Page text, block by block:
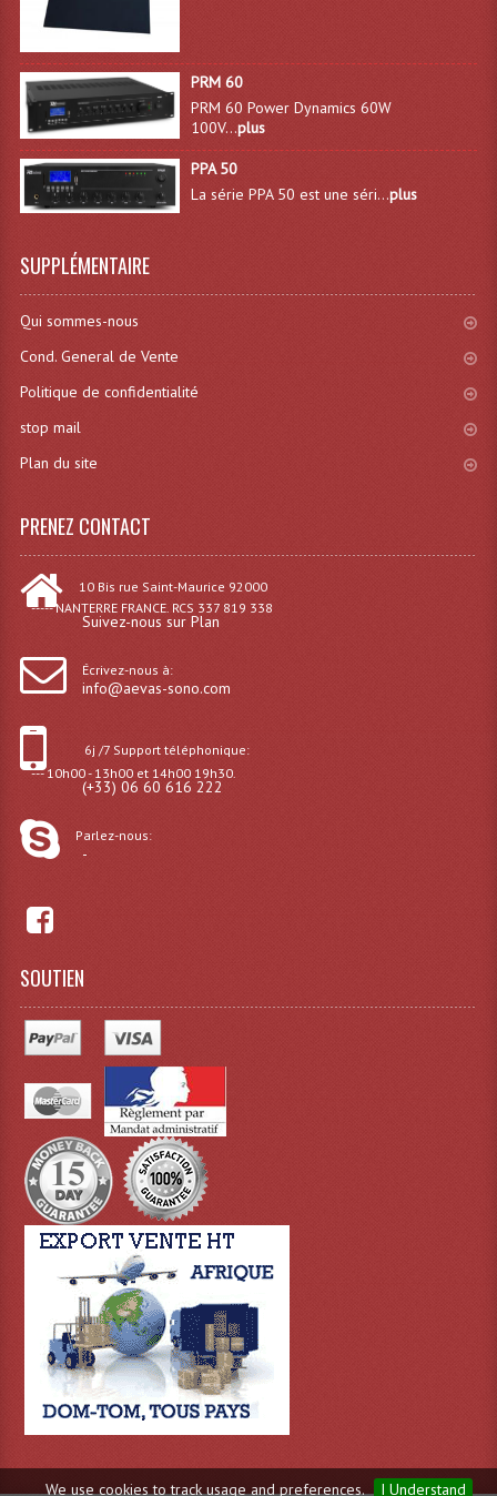
We use cookies to track usage and preferences. I Understand
Filtres Et Divers
Flexibles Lumineux Leds
Ampoules - Tubes Lumière Noire Black Gun
Lampes PAR
Les Packs Light
Projecteur Led Sur Batterie
Projecteurs À Leds D'extérieurs
Projecteurs Barres De Leds
Projecteurs Déco À Leds
Projecteurs Leds
Projecteurs Plafonniers Et Encastrés
Projecteurs Théâtre Led
Projecteurs Traditionnels
Projecteurs Cycliodes
Projecteurs Découpes
PRM 60
PRM 60 Power Dynamics 60W
100V...plus
PPA 50
La série PPA 50 est une séri...plus
SUPPLÉMENTAIRE
Qui sommes-nous
Cond. General de Vente
Politique de confidentialité
stop mail
Plan du site
PRENEZ CONTACT
10 Bis rue Saint-Maurice 92000
----- NANTERRE FRANCE. RCS 337 819 338
Suivez-nous sur Plan
Écrivez-nous à:
info@aevas-sono.com
6j /7 Support téléphonique:
--- 10h00 - 13h00 et 14h00 19h30.
(+33) 06 60 616 222
Parlez-nous:
-
SOUTIEN